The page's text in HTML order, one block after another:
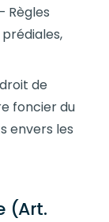
Règles
de
foncier du
envers les
(Art.